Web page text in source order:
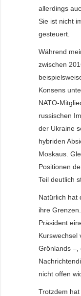
allerdings
Sie ist nicht
gesteuert.
Während
zwischen
Konsens
NATO-
russischen
der Ukraine
hybriden
Moskaus.
Positionen
Teil deutlich
Natürlich hat
ihre
Präsident
Kurswechsel
Grönlands –,
nicht offen
Trotzdem